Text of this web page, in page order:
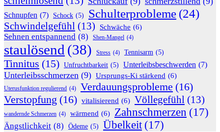
Schnupfen (7) Schock (5) Schulterprobleme (24)
Schwindelgefühl (13) Schwäche (6)
Sehnen entspannend (8) Shen-Mangel (4)
staulösend (38) Stress (4) Tennisarm (5)
Tinnitus (15) Unfruchtbarkeit (5) Unterleibsbeschwerden (7)
Unterleibsschmerzen (9) Ursprungs-Ki stärkend (6)
Uterusfunktion regulierend (4) Verdauungsprobleme (16)
Verstopfung (16) vitalisierend (6) Völlegefühl (13)
wandernde Schmerzen (4) wärmend (6) Zahnschmerzen (17)
Ängstlichkeit (8) Ödeme (5) Übelkeit (17)